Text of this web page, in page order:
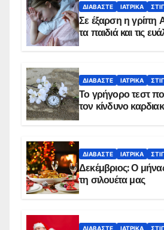
ΔΙΑΒΆΣΤΕ ΙΑΤΡΙΚΆ
Σε έξαρση η γρίπη
τα παιδιά και τις
ΔΙΑΒΆΣΤΕ ΙΑΤΡΙΚΆ
Το γρήγορο τεστ
τον κίνδυνο
ΔΙΑΒΆΣΤΕ ΙΑΤΡΙΚΆ
Δεκέμβριος: Ο
τη σιλουέτα μας
ΔΙΑΒΆΣΤΕ ΙΑΤΡΙΚΆ